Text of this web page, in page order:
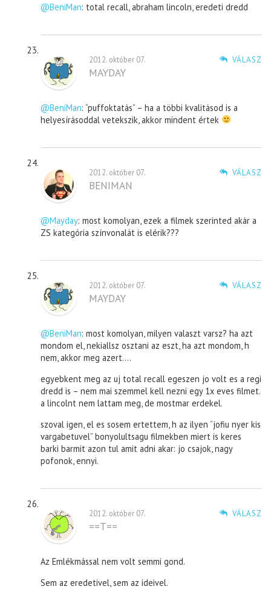
@BeniMan: total recall, abraham lincoln, eredeti dredd
VÁLASZ
2012. október 07.
MAYDAY
@BeniMan: “puffoktatás” – ha a többi kvalitásod is a
helyesírásoddal vetekszik, akkor mindent értek
VÁLASZ
2012. október 07.
BENIMAN
@Mayday: most komolyan, ezek a filmek szerinted akár a
ZS kategória színvonalát is elérik???
VÁLASZ
2012. október 07.
MAYDAY
@BeniMan: most komolyan, milyen valaszt varsz? ha azt
mondom el, nekiallsz osztani az eszt, ha azt mondom, h
nem, akkor meg azert….
egyebkent meg az uj total recall egeszen jo volt es a regi
dredd is – nem mai szemmel kell nezni egy 1x eves filmet.
a lincolnt nem lattam meg, de mostmar erdekel.
szoval igen, el es sosem ertettem, h az ilyen “jofiu nyer kis
vargabetuvel” bonyolultsagu filmekben miert is keres
barki barmit azon tul amit adni akar: jo csajok, nagy
pofonok, ennyi.
VÁLASZ
2012. október 07.
==T==
Az Emlékmással nem volt semmi gond.
Sem az eredetivel, sem az ideivel.